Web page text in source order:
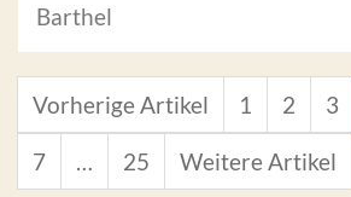
Barthel
Vorherige Artikel 1 2 3
7 … 25 Weitere Artikel